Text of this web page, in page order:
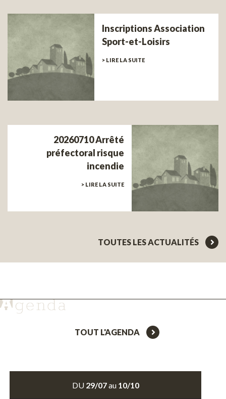
Inscriptions Association
Sport-et-Loisirs
> LIRE LA SUITE
20260710 Arrêté
préfectoral risque
incendie
> LIRE LA SUITE
TOUTES LES ACTUALITÉS
TOUT L'AGENDA
DU 29/07au 10/10